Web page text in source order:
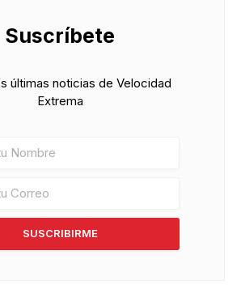
Suscríbete
últimas noticias de Velocidad
Extrema
SUSCRIBIRME